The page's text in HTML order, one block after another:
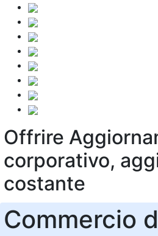
Offrire
corporativo,
costante
Commercio